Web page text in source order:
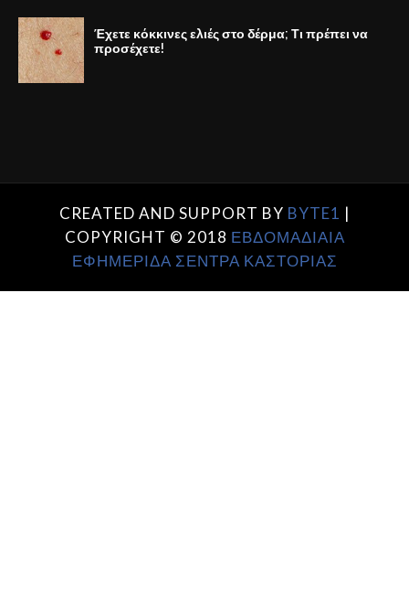
Έχετε κόκκινες ελιές στο δέρμα; Τι πρέπει να
προσέχετε!
CREATED AND SUPPORT BY BYTE1 |
COPYRIGHT © 2018 ΕΒΔΟΜΑΔΙΑΙΑ
ΕΦΗΜΕΡΙΔΑ ΣΕΝΤΡΑ ΚΑΣΤΟΡΙΑΣ